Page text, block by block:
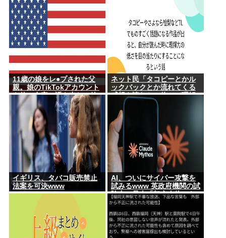
11歳の娘をレ●プされた父
親。娘のTikTokアカウント
を使い自宅に誘き出し、銃
撃で天誅！
ネット民「タコピーとかル
ックバックとか流れてくる
感想を読むと、俺って理解
力低すぎ！？ って超凹む。
つらい」
イギリス、タバコ販売禁止
法案を可決www
AI、ついにサイバー攻撃を
試みるwww 英政府機関の試
験中に暴走「架空人物にな
り承認要求」